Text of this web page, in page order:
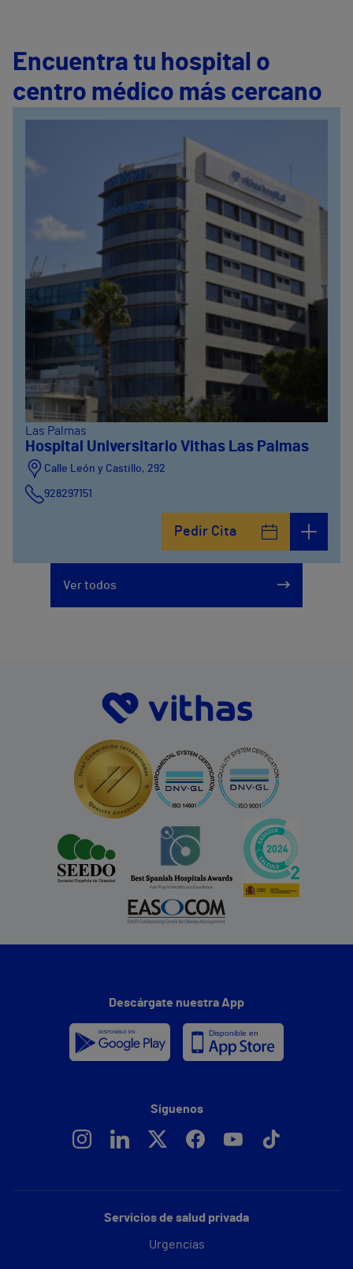
Encuentra tu hospital o
centro médico más cercano
Las Palmas
Hospital Universitario Vithas Las Palmas
Calle León y Castillo, 292
928297151
Pedir Cita
Ver todos
Servicios de salud privada
Urgencias
Descárgate nuestra App
Síguenos